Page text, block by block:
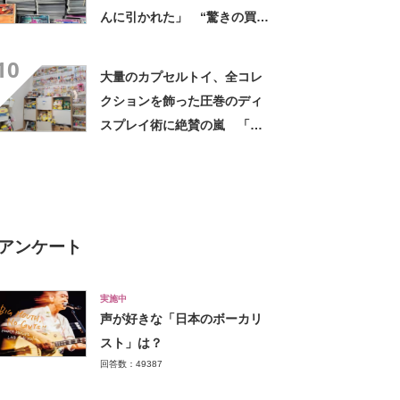
んに引かれた」 “驚きの買い
大量のカプセルトイ、全コレ
クションを飾った圧巻のディ
スプレイ術に絶賛の嵐 「ほ
ンケート
実施中
声が好きな「日本のボーカリ
スト」は？
回答数：49387